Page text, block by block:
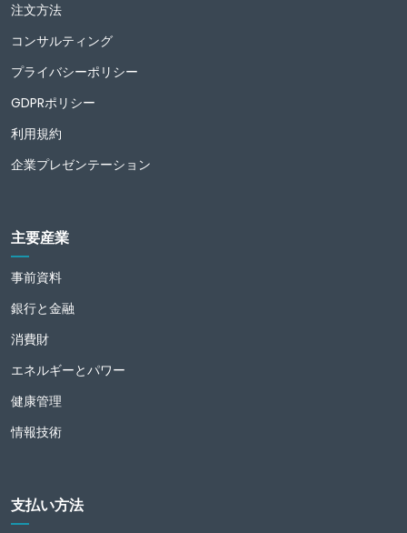
注文方法
コンサルティング
プライバシーポリシー
GDPRポリシー
利用規約
企業プレゼンテーション
主要産業
事前資料
銀行と金融
消費財
エネルギーとパワー
健康管理
情報技術
支払い方法